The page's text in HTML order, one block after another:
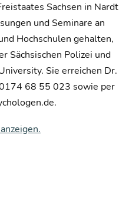
Sachsen in Nardt
und Seminare an
Hochschulen gehalten,
Sächsischen Polizei und
Sie erreichen Dr.
68 55 023 sowie per